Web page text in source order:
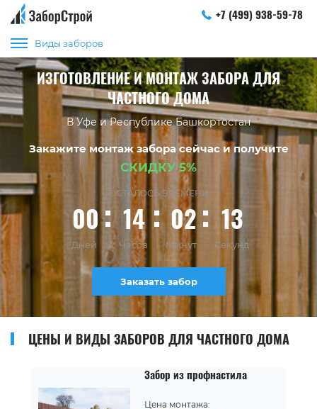
+7 (499) 938-59-78
Виды заборов
ИЗГОТОВЛЕНИЕ И МОНТАЖ ЗАБОРА ДЛЯ
ЧАСТНОГО ДОМА
В Уфе и Республике Башкортостан
Закажите монтаж забора сейчас и получите
СКИДКУ 5%
ОСТАЛОСЬ ВРЕМЕНИ
00 14 02 12
Дней Часов Минут Секунд
Заказать забор
ЦЕНЫ И ВИДЫ ЗАБОРОВ ДЛЯ ЧАСТНОГО ДОМА
Забор из профнастила
Цена монтажа: